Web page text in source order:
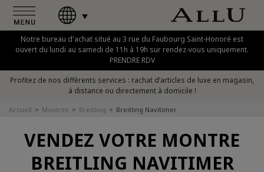
Notre bureau d'achat situé au 3 rue du Faubourg Saint-Honoré est
ouvert du lundi au samedi de 11h à 19h sur rendez-vous uniquement.
PRENDRE RDV
Profitez de nos différents services : rachat d’articles de luxe en magasin,
à distance ou directement à domicile !
Accueil Montres Breitling Breitling Navitimer
VENDEZ VOTRE MONTRE
BREITLING NAVITIMER